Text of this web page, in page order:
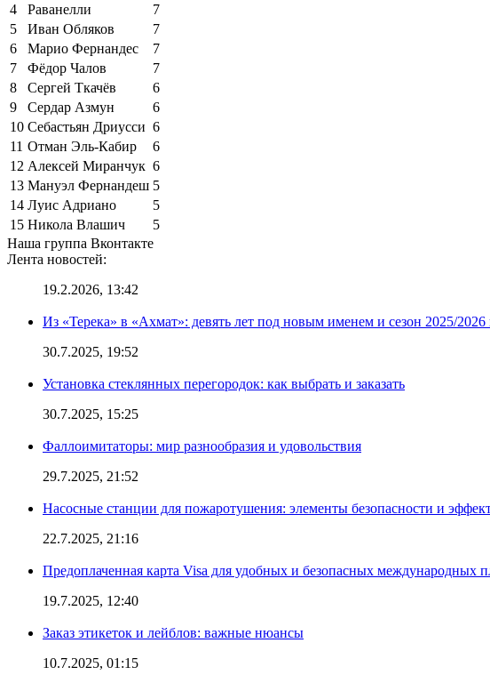
4
Раванелли
7
5
Иван Обляков
7
6
Марио Фернандес
7
7
Фёдор Чалов
7
8
Сергей Ткачёв
6
9
Сердар Азмун
6
10 Себастьян Дриусси 6
11 Отман Эль-Кабир
6
12 Алексей Миранчук 6
13 Мануэл Фернандеш 5
14 Луис Адриано
5
15 Никола Влашич
5
Наша группа Вконтакте
Лента новостей:
19.2.2026, 13:42
Из «Терека» в «Ахмат»: девять лет под новым именем и сезон 2025/2026
30.7.2025, 19:52
Установка стеклянных перегородок: как выбрать и заказать
30.7.2025, 15:25
Фаллоимитаторы: мир разнообразия и удовольствия
29.7.2025, 21:52
Насосные станции для пожаротушения: элементы безопасности и
22.7.2025, 21:16
Предоплаченная карта Visa для удобных и безопасных международных
19.7.2025, 12:40
Заказ этикеток и лейблов: важные нюансы
10.7.2025, 01:15